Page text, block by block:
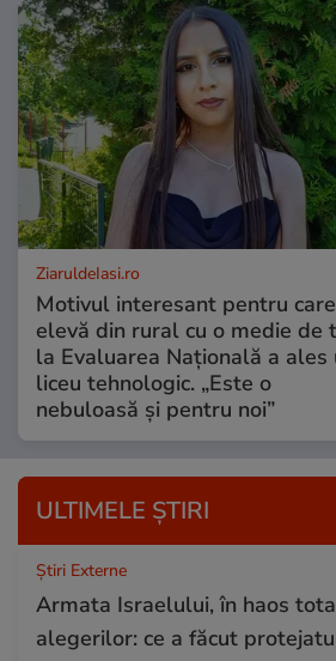
ZiaruldeIasi.ro
Motivul interesant pentru
elevă din rural cu o medie de
la Evaluarea Națională a ales
liceu tehnologic. „Este o
nebuloasă și pentru noi”
ULTIMELE ȘTIRI
Știri Externe
Armata Israelului, în haos
alegerilor: ce a făcut